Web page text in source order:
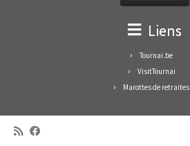
Liens
Tournai.be
VisitTournai
Marottes de retraites